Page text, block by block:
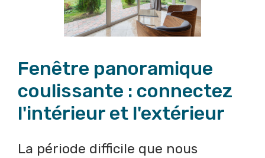
Fenêtre panoramique
coulissante : connectez
l'intérieur et l'extérieur
La période difficile que nous